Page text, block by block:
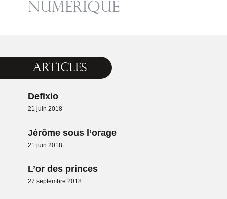
numérique
Articles
Defixio
21 juin 2018
Jérôme sous l’orage
21 juin 2018
L’or des princes
27 septembre 2018